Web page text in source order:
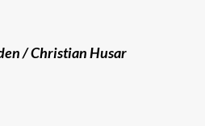
/Christian​ Husar